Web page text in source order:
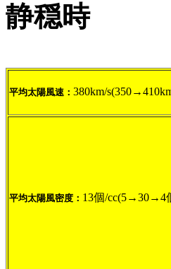
静穏時
平均太陽風速： 380km/
平均太陽風密度： 13個/cc(5→30→4